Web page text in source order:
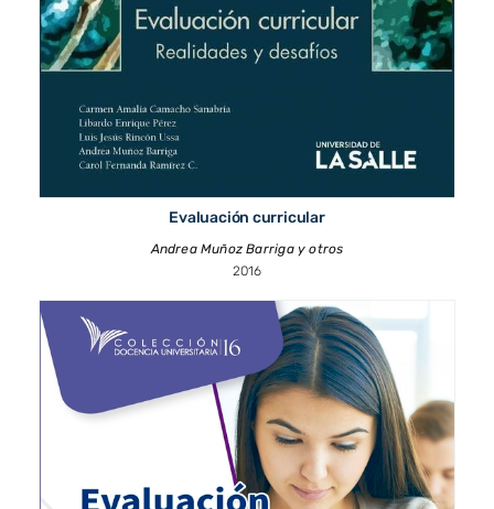
Evaluación curricular
Andrea Muñoz Barriga y otros
2016